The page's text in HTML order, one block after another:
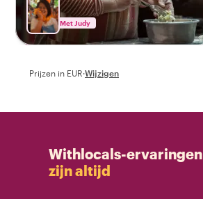
Met Judy
Prijzen in EUR·Wijzigen
Withlocals-ervaringen
zijn altijd